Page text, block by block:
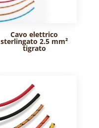
Cavo elettrico
sterlingato 2.5 mm²
tigrato